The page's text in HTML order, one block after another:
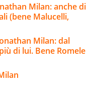
Milan: anche di
(bene Malucelli,
Milan: dal
di lui. Bene Romele